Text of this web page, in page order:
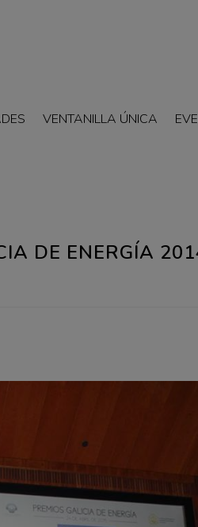
VENTANILLA ÚNICA
DE ENERGÍA